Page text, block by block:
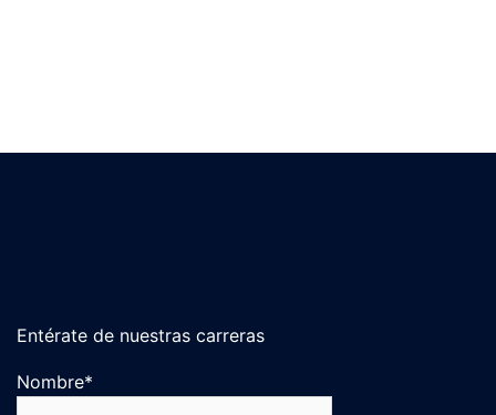
Entérate de nuestras carreras
Nombre*